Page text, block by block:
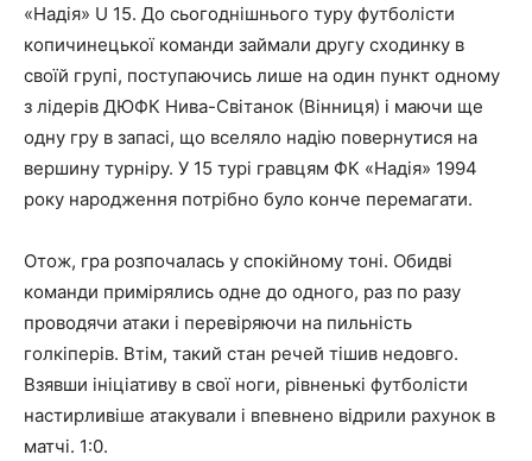
«Надія» U 15. До сьогоднішнього туру футболісти
копичинецької команди займали другу сходинку в
своїй групі, поступаючись лише на один пункт одному
з лідерів ДЮФК Нива-Світанок (Вінниця) і маючи ще
одну гру в запасі, що вселяло надію повернутися на
вершину турніру. У 15 турі гравцям ФК «Надія» 1994
року народження потрібно було конче перемагати.
Отож, гра розпочалась у спокійному тоні. Обидві
команди примірялись одне до одного, раз по разу
проводячи атаки і перевіряючи на пильність
голкіперів. Втім, такий стан речей тішив недовго.
Взявши ініціативу в свої ноги, рівненькі футболісти
настирливіше атакували і впевнено відрили рахунок в
матчі. 1:0.